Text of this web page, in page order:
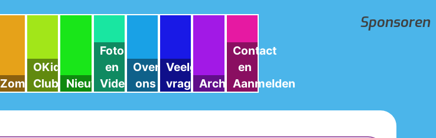
Sponsoren
Zomerweken
OKids
Club
Nieuws
Foto
en
Video
Over
ons
Veelgestelde
vragenArchief
Contact
en
Aanmelden